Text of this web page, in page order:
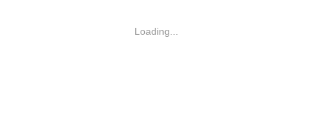
Loading...